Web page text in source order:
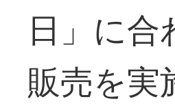
日」に
販売を実